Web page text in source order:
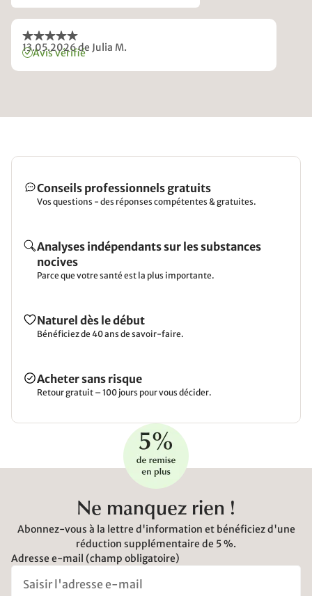
13.05.2026de Julia M.
Avis vérifié
Conseils professionnels gratuits
Vos questions - des réponses compétentes & gratuites.
Analyses indépendants sur les substances
nocives
Parce que votre santé est la plus importante.
Naturel dès le début
Bénéficiez de 40 ans de savoir-faire.
Acheter sans risque
Retour gratuit – 100 jours pour vous décider.
Ne manquez rien !
Abonnez-vous à la lettre d'information et bénéficiez d'une
réduction supplémentaire de 5 %.
Adresse e-mail (champ obligatoire)